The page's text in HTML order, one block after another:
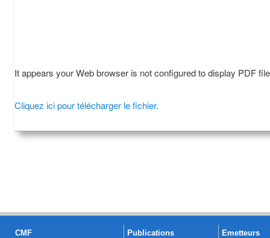
It appears your Web browser is not configured to display PDF
Cliquez ici pour télécharger le fichier.
CMF Publications Emetteurs